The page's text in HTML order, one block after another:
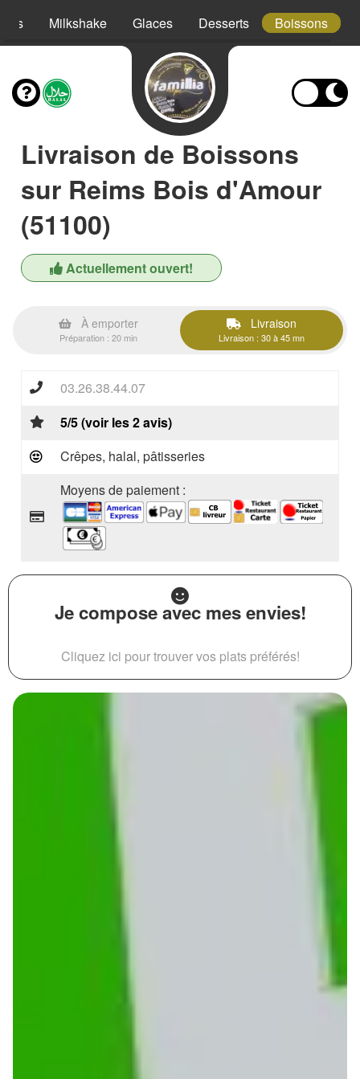
Milkshake Glaces Desserts Boissons
Livraison de Boissons
sur Reims Bois d'Amour
(51100)
Actuellement ouvert!
À emporter
Préparation : 20 min
Livraison
Livraison : 30 à 45 mn
03.26.38.44.07
5/5 (voir les 2 avis)
Crêpes, halal, pâtisseries
Moyens de paiement :
Je compose avec mes envies!
Cliquez ici pour trouver vos plats préférés!